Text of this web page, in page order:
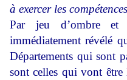
à exercer les
Par jeu d’ombre
immédiatement révélé
Départements qui sont
sont celles qui vont être